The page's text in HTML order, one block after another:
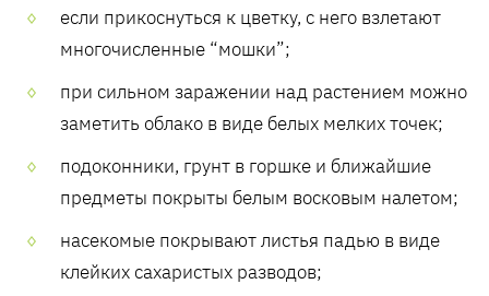
если прикоснуться к цветку, с него взлетают
многочисленные “мошки”;
при сильном заражении над растением можно
заметить облако в виде белых мелких точек;
подоконники, грунт в горшке и ближайшие
предметы покрыты белым восковым налетом;
насекомые покрывают листья падью в виде
клейких сахаристых разводов;